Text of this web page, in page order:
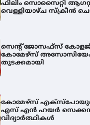
തുടക്കമായി
കോമേഴ്സ്
എസ് എൻ ഹയർ
വിദ്യാർത്ഥികൾ
സർഗ്ഗസാഹിതി-
2026 കവിതാ ചർച്ച കാട്ടൂർ,
ബാലൻ ഹാളിൽ 16ന്